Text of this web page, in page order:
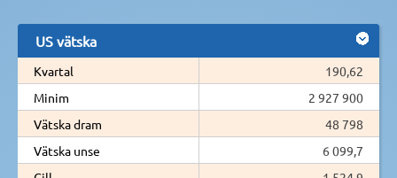
US vätska
Kvartal
190,62
Minim
2 927 900
Vätska dram
48 798
Vätska unse
6 099,7